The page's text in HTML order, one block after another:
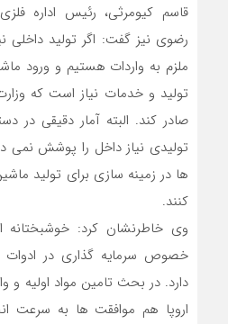
قاسم کیومرثی، رئیس اداره
رضوی نیز گفت: اگر تولید داخلی
ملزم به واردات هستیم و ورود
تولید و خدمات نیاز است که
صادر کند. البته آمار دقیقی
تولیدی نیاز داخل را پوشش نمی
ها در زمینه سازی برای تولید
کنند.
وی خاطرنشان کرد: خوشبختانه
خصوص سرمایه گذاری در
دارد. در بحث تامین مواد اولیه و
اروپا هم موافقت ها به سرعت